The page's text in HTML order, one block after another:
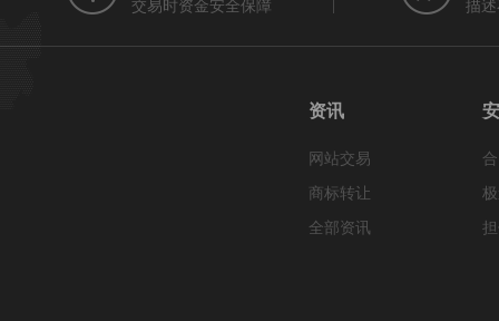
交易时资金安全保障 描
资讯
网站交易
商标转让
全部资讯